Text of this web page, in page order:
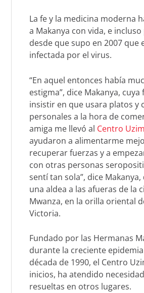
La fe y la medicina moderna
a Makanya con vida, e
desde que supo en 2007 que
infectada por el virus.
“En aquel entonces había
estigma”, dice Makanya, cuya
insistir en que usara platos y
personales a la hora de
amiga me llevó al Centro
ayudaron a alimentarme
recuperar fuerzas y a
con otras personas
sentí tan sola”, dice Makanya,
una aldea a las afueras de la
Mwanza, en la orilla oriental
Victoria.
Fundado por las Hermanas
durante la creciente
década de 1990, el Centro
inicios, ha atendido
resueltas en otros lugares.